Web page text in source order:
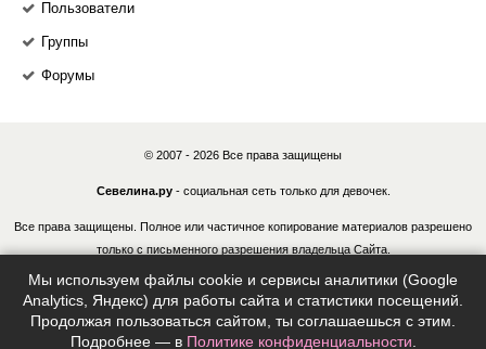
Пользователи
Группы
Форумы
© 2007 - 2026 Все права защищены
Севелина.ру- социальная сеть только для девочек.
Все права защищены. Полное или частичное копирование материалов разрешено
только с письменного разрешения владельца Сайта.
В случае обнаружения нарушений, виновные лица могут быть привлечены к
ответственности в соответствии с действующим законодательством Российской
Федерации.
Мы используем файлы cookie и сервисы аналитики (Google
Analytics, Яндекс) для работы сайта и статистики посещений.
Продолжая пользоваться сайтом, ты соглашаешься с этим.
Подробнее — в Политике конфиденциальности